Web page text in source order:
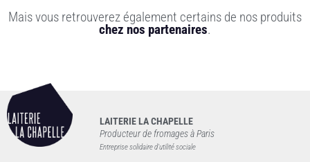
Mais vous retrouverez également certains de nos produits
chez nos partenaires.
LAITERIE LA CHAPELLE
Producteur de fromages à Paris
Entreprise solidaire d’utilité sociale